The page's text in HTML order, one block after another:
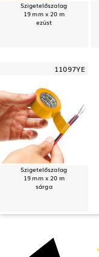
Szigetelőszalag
19 mm x 20 m
ezüst
11097YE
Szigetelőszalag
19 mm x 20 m
sárga